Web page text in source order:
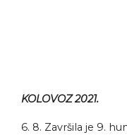
KOLOVOZ 2021.
6. 8. Završila je 9.